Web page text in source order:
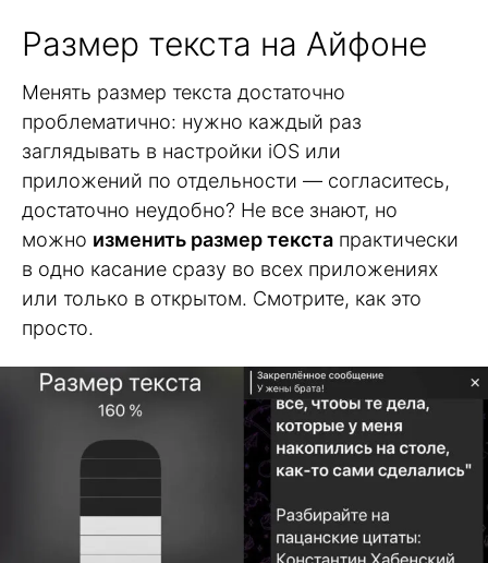
Размер текста на Айфоне
Менять размер текста достаточно
проблематично: нужно каждый раз
заглядывать в настройки iOS или
приложений по отдельности — согласитесь,
достаточно неудобно? Не все знают, но
можно изменить размер текста практически
в одно касание сразу во всех приложениях
или только в открытом. Смотрите, как это
просто.